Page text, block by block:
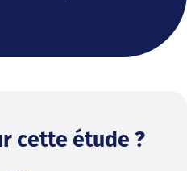
cette étude ?